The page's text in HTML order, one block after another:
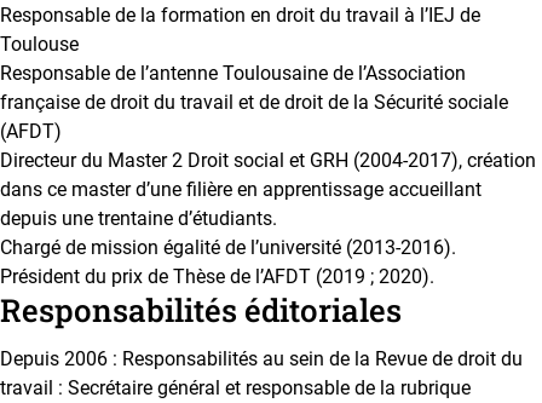
Responsable de la formation en droit du travail à l’IEJ de
Toulouse
Responsable de l’antenne Toulousaine de l’Association
française de droit du travail et de droit de la Sécurité sociale
(AFDT)
Directeur du Master 2 Droit social et GRH (2004-2017), création
dans ce master d’une filière en apprentissage accueillant
depuis une trentaine d’étudiants.
Chargé de mission égalité de l’université (2013-2016).
Président du prix de Thèse de l’AFDT (2019 ; 2020).
Responsabilités éditoriales
Depuis 2006 : Responsabilités au sein de la Revue de droit du
travail : Secrétaire général et responsable de la rubrique